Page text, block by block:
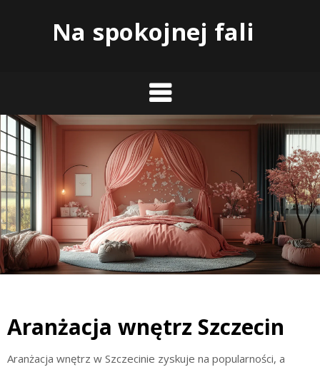
Na spokojnej fali
Aranżacja wnętrz Szczecin
Aranżacja wnętrz w Szczecinie zyskuje na popularności, a